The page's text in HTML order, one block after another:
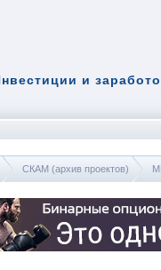
и
СКАМ (архив проектов)